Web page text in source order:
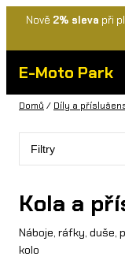
Nově 2% sleva při
E-Moto Park
Domů / Díly a
Filtry
Kola a
Náboje, ráfky, duše,
kolo